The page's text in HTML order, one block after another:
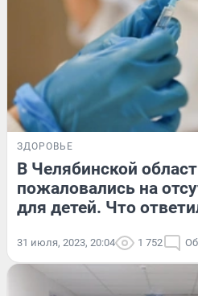
ЗДОРОВЬЕ
В Челябинской
пожаловались на
для детей. Что
31 июля, 2023, 20:04 1 752